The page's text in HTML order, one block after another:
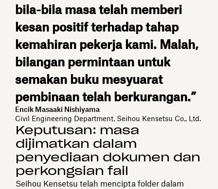
bila-bila masa telah memberi
kesan positif terhadap tahap
kemahiran pekerja kami. Malah,
bilangan permintaan untuk
semakan buku mesyuarat
pembinaan telah berkurangan.”
Encik Masaaki Nishiyama
Civil Engineering Department, Seihou Kensetsu Co., Ltd.
Keputusan: masa
dijimatkan dalam
penyediaan dokumen dan
perkongsian fail
Seihou Kensetsu telah mencipta folder dalam